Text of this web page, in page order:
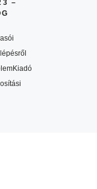
–
Kiadó